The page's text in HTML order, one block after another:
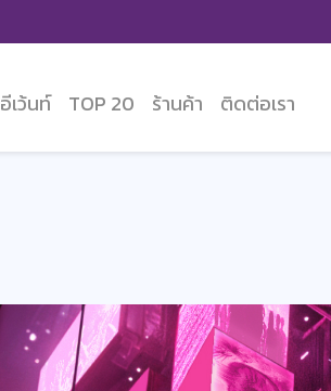
อีเว้นท์ TOP 20 ร้านค้า ติดต่อเรา